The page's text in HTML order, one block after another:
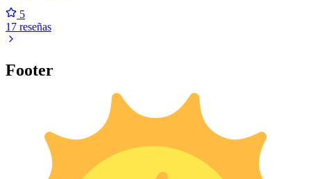
5
17 reseñas
Footer